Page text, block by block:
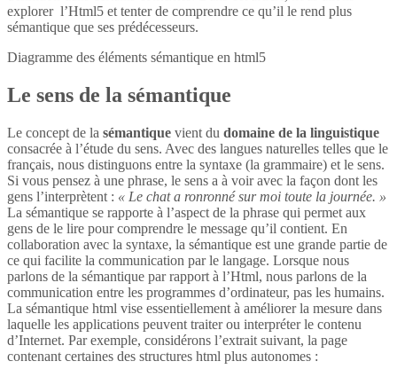
explorer l’Html5 et tenter de comprendre ce qu’il le rend plus
sémantique que ses prédécesseurs.
Diagramme des éléments sémantique en html5
Le sens de la sémantique
Le concept de la sémantique vient du domaine de la linguistique
consacrée à l’étude du sens. Avec des langues naturelles telles que le
français, nous distinguons entre la syntaxe (la grammaire) et le sens.
Si vous pensez à une phrase, le sens a à voir avec la façon dont les
gens l’interprètent : « Le chat a ronronné sur moi toute la journée. »
La sémantique se rapporte à l’aspect de la phrase qui permet aux
gens de le lire pour comprendre le message qu’il contient. En
collaboration avec la syntaxe, la sémantique est une grande partie de
ce qui facilite la communication par le langage. Lorsque nous
parlons de la sémantique par rapport à l’Html, nous parlons de la
communication entre les programmes d’ordinateur, pas les humains.
La sémantique html vise essentiellement à améliorer la mesure dans
laquelle les applications peuvent traiter ou interpréter le contenu
d’Internet. Par exemple, considérons l’extrait suivant, la page
contenant certaines des structures html plus autonomes :